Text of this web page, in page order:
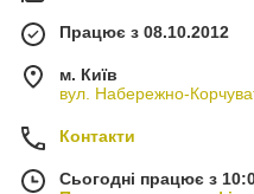
Працює з 08.10.2012
м. Київ
вул. Набережно-
Контакти
Сьогодні працює з